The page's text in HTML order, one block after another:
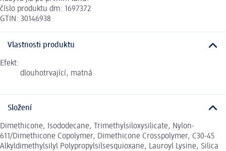
číslo produktu dm: 1697372
GTIN: 30146938
Vlastnosti produktu
Efekt:
dlouhotrvající, matná
Složení
Dimethicone, Isododecane, Trimethylsiloxysilicate, Nylon-
611/Dimethicone Copolymer, Dimethicone Crosspolymer, C30-45
Alkyldimethylsilyl Polypropylsilsesquioxane, Lauroyl Lysine, Silica